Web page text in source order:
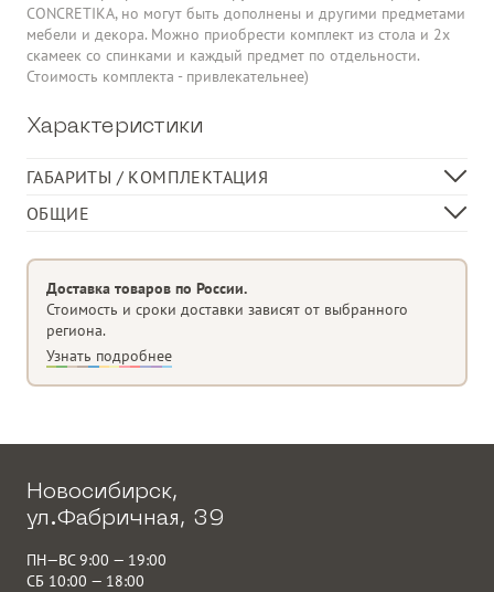
CONCRETIKA, но могут быть дополнены и другими предметами
мебели и декора. Можно приобрести комплект из стола и 2х
скамеек со спинками и каждый предмет по отдельности.
Стоимость комплекта - привлекательнее)
Характеристики
ГАБАРИТЫ / КОМПЛЕКТАЦИЯ
Стол, см
150х75х76
ОБЩИЕ
Доставка товаров по России.
Стоимость и сроки доставки зависят от выбранного
региона.
Узнать подробнее
Новосибирск,
ул.Фабричная, 39
ПН—ВС 9:00 — 19:00
СБ 10:00 — 18:00